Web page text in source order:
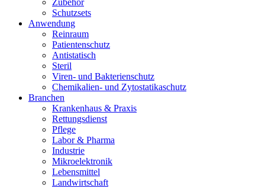
Zubehör
Schutzsets
Anwendung
Reinraum
Patientenschutz
Antistatisch
Steril
Viren- und Bakterienschutz
Chemikalien- und Zytostatikaschutz
Branchen
Krankenhaus & Praxis
Rettungsdienst
Pflege
Labor & Pharma
Industrie
Mikroelektronik
Lebensmittel
Landwirtschaft